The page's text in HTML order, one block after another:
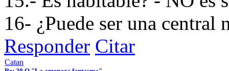
16- ¿Puede ser una central
Responder Citar
Catan